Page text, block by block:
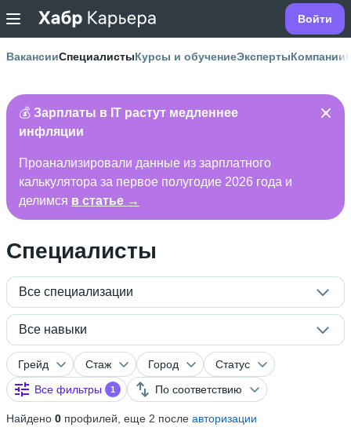
Войти
ВакансииСпециалистыКурсы и обучениеЭкспертыКомпании
💰 Зарплаты в IT растут медленнее
инфляции
Проанализировали данные из зарплатного
калькулятора за первое полугодие 2026 года и
делимся в статье →
Специалисты
Все специализации
Все навыки
Грейд Стаж Город
Статус
Все фильтры
1 По соответствию
Найдено 0 профилей, еще 2 после авторизации